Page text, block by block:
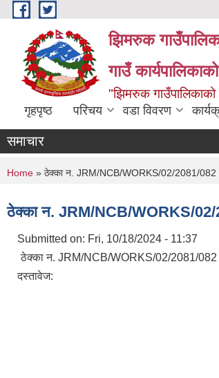
Skip to main content
झिमरुक
गाउँ
"झिमरुक गाउँपालिकाको
गृहपृष्ठ परिचय वडा विवरण
समाचार
You are here
Home » ठेक्का न. JRM/NCB/WORKS/02/2081/082
ठेक्का न. JRM/NCB/WORKS/02/
Submitted on: Fri, 10/18/2024 - 11:37
ठेक्का न. JRM/NCB/WORKS/02/2081/082
दस्तावेज: